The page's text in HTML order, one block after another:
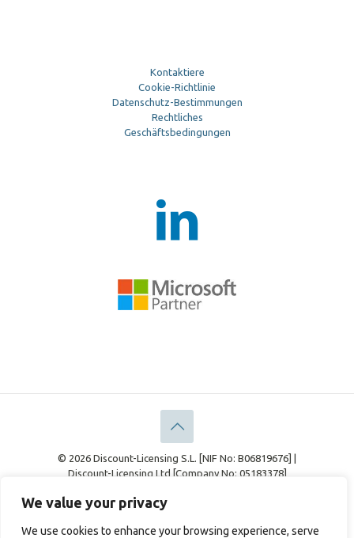
We value your privacy
We use cookies to enhance your browsing experience, serve
Kontaktiere
Cookie-Richtlinie
Datenschutz-Bestimmungen
Rechtliches
Geschäftsbedingungen
© 2026 Discount-Licensing S.L. [NIF No: B06819676] |
Discount-Licensing Ltd [Company No: 05183378]
Cookie-Richtlinie